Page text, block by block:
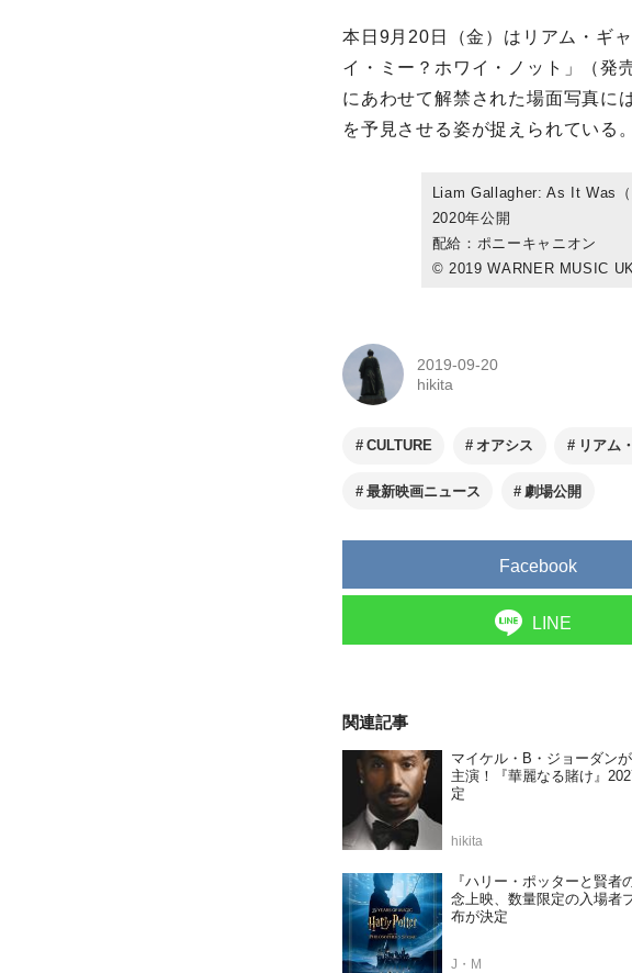
本日9月20日（金）はリアム・ギ
イ・ミー？ホワイ・ノット」（発
にあわせて解禁された場面写真に
を予見させる姿が捉えられている。
Liam Gallagher: As It Was（
2020年公開
配給：ポニーキャニオン
© 2019 WARNER MUSIC
2019-09-20
hikita
CULTURE オアシス リアム
最新映画ニュース 劇場公開
Facebook
LINE
関連記事
マイケル・B・ジョーダン
主演！『華麗なる賭け』
定
hikita
『ハリー・ポッターと賢者
念上映、数量限定の入場者
布が決定
J・M